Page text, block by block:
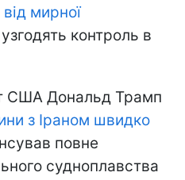
мирної
контроль в
США Дональд Трамп
з Іраном швидко
повне
судноплавства